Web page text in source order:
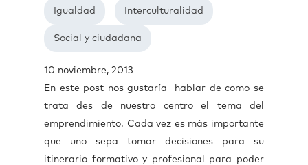
Igualdad Interculturalidad
Social y ciudadana
10 noviembre, 2013
En este post nos gustaría hablar de como se
trata des de nuestro centro el tema del
emprendimiento. Cada vez es más importante
que uno sepa tomar decisiones para su
itinerario formativo y profesional para poder